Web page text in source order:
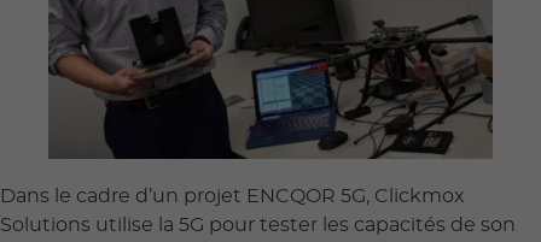
Dans le cadre d’un projet ENCQOR 5G, Clickmox
Solutions utilise la 5G pour tester les capacités de son